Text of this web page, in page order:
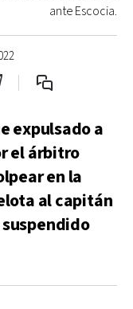
ante Escocia.
expulsado a
el árbitro
en la
al capitán